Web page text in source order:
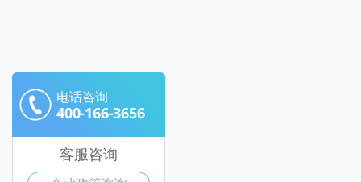
电话咨询
400-166-3656
客服咨询